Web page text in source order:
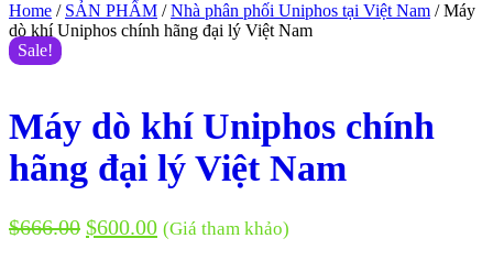
Home / SẢN PHẨM /Nhà phân phối Uniphos tại Việt Nam / Máy
dò khí Uniphos chính hãng đại lý Việt Nam
Sale!
Máy dò khí Uniphos chính
hãng đại lý Việt Nam
$666.00 $600.00 (Giá tham khảo)